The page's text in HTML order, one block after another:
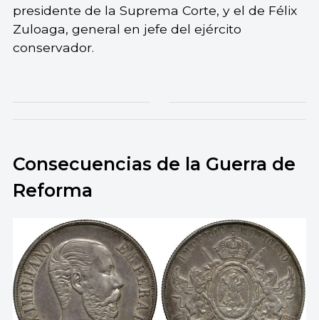
presidente de la Suprema Corte, y el de Félix
Zuloaga, general en jefe del ejército
conservador.
Consecuencias de la Guerra de
Reforma